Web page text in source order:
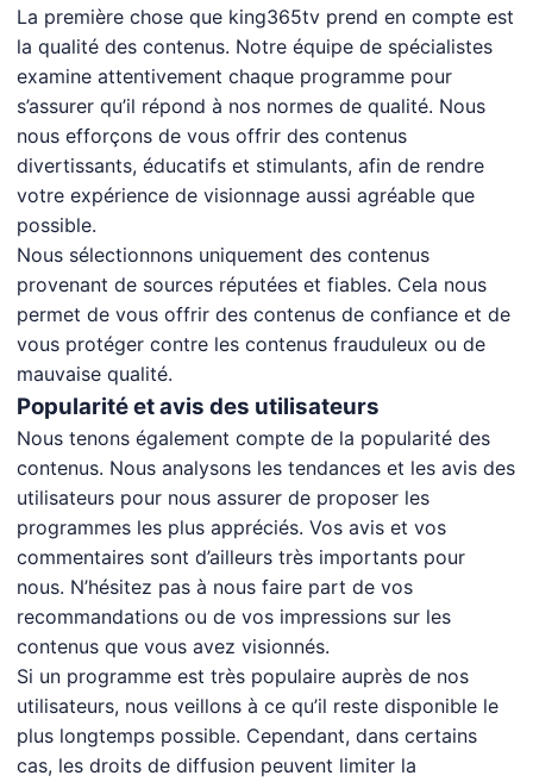
La première chose que king365tv prend en compte est
la qualité des contenus. Notre équipe de spécialistes
examine attentivement chaque programme pour
s’assurer qu’il répond à nos normes de qualité. Nous
nous efforçons de vous offrir des contenus
divertissants, éducatifs et stimulants, afin de rendre
votre expérience de visionnage aussi agréable que
possible.
Nous sélectionnons uniquement des contenus
provenant de sources réputées et fiables. Cela nous
permet de vous offrir des contenus de confiance et de
vous protéger contre les contenus frauduleux ou de
mauvaise qualité.
Popularité et avis des utilisateurs
Nous tenons également compte de la popularité des
contenus. Nous analysons les tendances et les avis des
utilisateurs pour nous assurer de proposer les
programmes les plus appréciés. Vos avis et vos
commentaires sont d’ailleurs très importants pour
nous. N’hésitez pas à nous faire part de vos
recommandations ou de vos impressions sur les
contenus que vous avez visionnés.
Si un programme est très populaire auprès de nos
utilisateurs, nous veillons à ce qu’il reste disponible le
plus longtemps possible. Cependant, dans certains
cas, les droits de diffusion peuvent limiter la